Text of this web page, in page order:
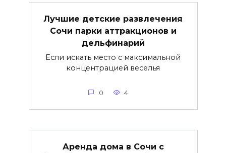
Лучшие детские развлечения
Сочи парки аттракционов и
дельфинарий
Если искать место с максимальной
концентрацией веселья
0 4
Аренда дома в Сочи с